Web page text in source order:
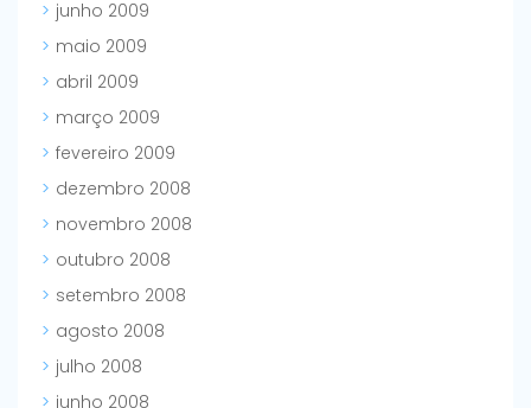
junho 2009
maio 2009
abril 2009
março 2009
fevereiro 2009
dezembro 2008
novembro 2008
outubro 2008
setembro 2008
agosto 2008
julho 2008
junho 2008